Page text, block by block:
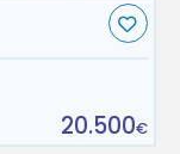
20.500€